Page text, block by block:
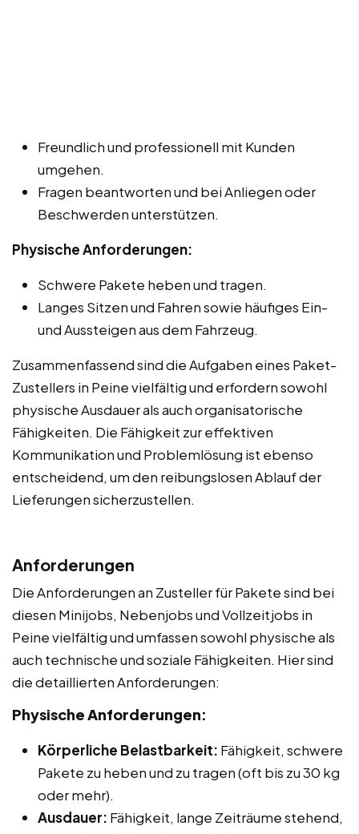
Freundlich und professionell mit Kunden
umgehen.
Fragen beantworten und bei Anliegen oder
Beschwerden unterstützen.
Physische Anforderungen:
Schwere Pakete heben und tragen.
Langes Sitzen und Fahren sowie häufiges Ein-
und Aussteigen aus dem Fahrzeug.
Zusammenfassend sind die Aufgaben eines Paket-
Zustellers in Peine vielfältig und erfordern sowohl
physische Ausdauer als auch organisatorische
Fähigkeiten. Die Fähigkeit zur effektiven
Kommunikation und Problemlösung ist ebenso
entscheidend, um den reibungslosen Ablauf der
Lieferungen sicherzustellen.
Anforderungen
Die Anforderungen an Zusteller für Pakete sind bei
diesen Minijobs, Nebenjobs und Vollzeitjobs in
Peine vielfältig und umfassen sowohl physische als
auch technische und soziale Fähigkeiten. Hier sind
die detaillierten Anforderungen:
Physische Anforderungen:
Körperliche Belastbarkeit: Fähigkeit, schwere
Pakete zu heben und zu tragen (oft bis zu 30 kg
oder mehr).
Ausdauer: Fähigkeit, lange Zeiträume stehend,